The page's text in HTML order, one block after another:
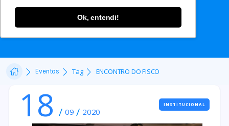
Ok, entendi!
ENCONTRO DO FISCO
Eventos Tag ENCONTRO DO FISCO
18 /09 / 2020
INSTITUCIONAL